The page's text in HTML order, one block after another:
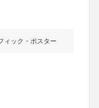
ィック・ポスター